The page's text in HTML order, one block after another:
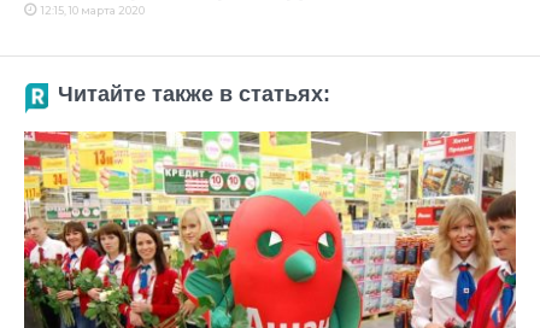
12:15, 10 марта 2020
Читайте также в статьях: